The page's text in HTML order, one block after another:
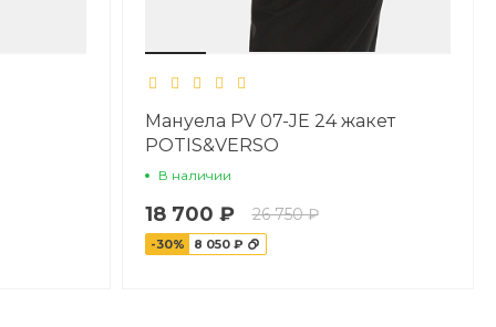
Мануела PV 07-JE 24 жакет
POTIS&VERSO
В наличии
18 700 ₽ 26 750 ₽
-30% 8 050 ₽